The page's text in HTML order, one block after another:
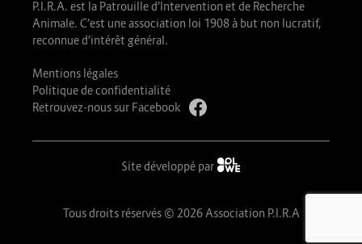
P.I.R.A. est la Patrouille d’Intervention et de Recherche
Animale. C’est une association loi 1908 à but non lucratif,
reconnue d’intérêt général.
Mentions légales
Politique de confidentialité
Retrouvez-nous sur Facebook
Site développé par
Tous droits réservés © 2026 Association P.I.R.A